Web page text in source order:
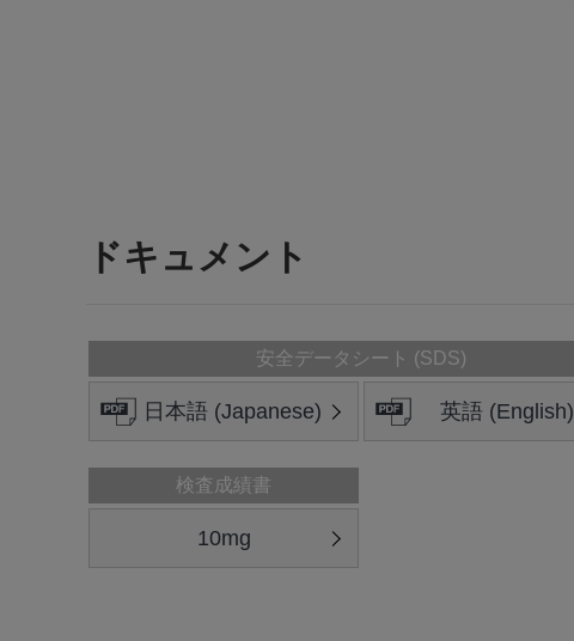
ドキュメント
安全データシート (SDS)
日本語 (Japanese) 英語 (English)
検査成績書
10mg